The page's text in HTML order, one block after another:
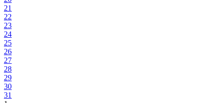
21
22
23
24
25
26
27
28
29
30
31